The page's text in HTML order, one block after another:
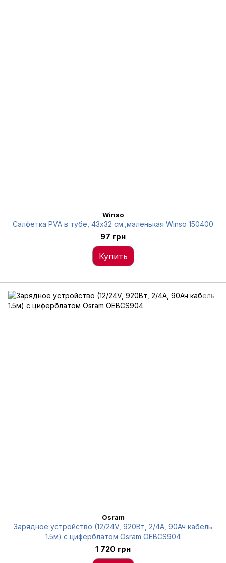
Winso
Салфетка PVA в тубе, 43x32 см.,маленькая Winso 150400
97 грн
Купить
Osram
Зарядное устройство (12/24V, 920Вт, 2/4А, 90Ач кабель
1.5м) с циферблатом Osram OEBCS904
1 720 грн